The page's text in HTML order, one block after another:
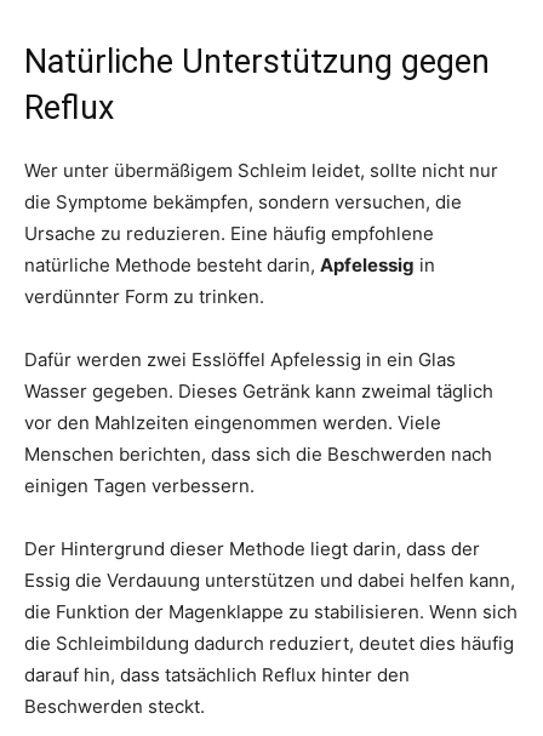
Natürliche Unterstützung gegen
Reflux
Wer unter übermäßigem Schleim leidet, sollte nicht nur
die Symptome bekämpfen, sondern versuchen, die
Ursache zu reduzieren. Eine häufig empfohlene
natürliche Methode besteht darin, Apfelessig in
verdünnter Form zu trinken.
Dafür werden zwei Esslöffel Apfelessig in ein Glas
Wasser gegeben. Dieses Getränk kann zweimal täglich
vor den Mahlzeiten eingenommen werden. Viele
Menschen berichten, dass sich die Beschwerden nach
einigen Tagen verbessern.
Der Hintergrund dieser Methode liegt darin, dass der
Essig die Verdauung unterstützen und dabei helfen kann,
die Funktion der Magenklappe zu stabilisieren. Wenn sich
die Schleimbildung dadurch reduziert, deutet dies häufig
darauf hin, dass tatsächlich Reflux hinter den
Beschwerden steckt.